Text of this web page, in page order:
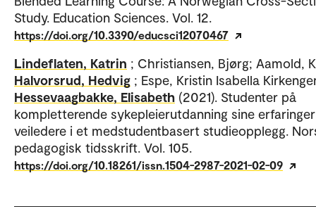
Study. Education Sciences. Vol. 12.
https://doi.org/10.3390/educsci12070467
Lindeflaten, Katrin ; Christiansen, Bjørg; Aamold,
Halvorsrud, Hedvig ; Espe, Kristin Isabella
Hessevaagbakke, Elisabeth (2021). Studenter på
kompletterende sykepleierutdanning sine
veiledere i et medstudentbasert studieopplegg.
pedagogisk tidsskrift. Vol. 105.
https://doi.org/10.18261/issn.1504-2987-2021-02-09